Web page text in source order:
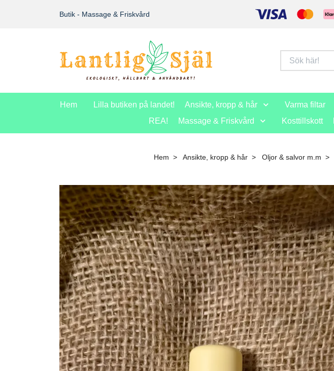
Butik - Massage & Friskvård
Hem Lilla butiken på landet! Ansikte, kropp & hår Varma filtar
REA!
Massage & Friskvård Kosttillskott
Hem Ansikte, kropp & hår Oljor & salvor m.m